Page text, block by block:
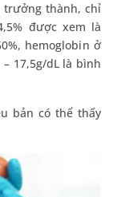
thành, chỉ
được xem là
hemoglobin ở
17,5g/dL là bình
bản có thể thấy